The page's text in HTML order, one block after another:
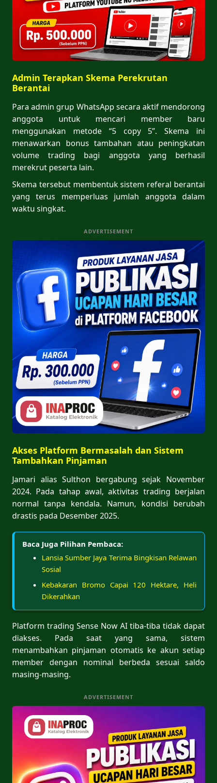
Admin Terapkan Skema Perekrutan
Berantai
Para admin grup WhatsApp secara aktif mendorong
anggota untuk mencari member baru
menggunakan metode “5 copy 5”. Skema ini
menawarkan bonus tambahan atau peningkatan
volume trading bagi anggota yang berhasil
merekrut peserta lain.
Skema tersebut membentuk sistem referal berantai
yang terus memperluas jumlah anggota dalam
waktu singkat.
ADVERTISEMENT
Akses Platform Bermasalah dan Sistem
Tambahkan Pinjaman
Jamari alias Sulthon bergabung sejak November
2024. Pada tahap awal, aktivitas trading berjalan
normal tanpa kendala. Namun, kondisi berubah
drastis pada Desember 2025.
Baca Juga Pilihan Pembaca:
Lansia Sumber Jaya Terima Bingkisan Relawan
Sosial
Kebakaran Bromo Capai 120 Hektare, Heli
Dikerahkan
Platform trading Sense Now AI tiba-tiba tidak dapat
diakses. Pada saat yang sama, sistem
menambahkan pinjaman otomatis ke akun setiap
member dengan nominal berbeda sesuai saldo
masing-masing.
ADVERTISEMENT